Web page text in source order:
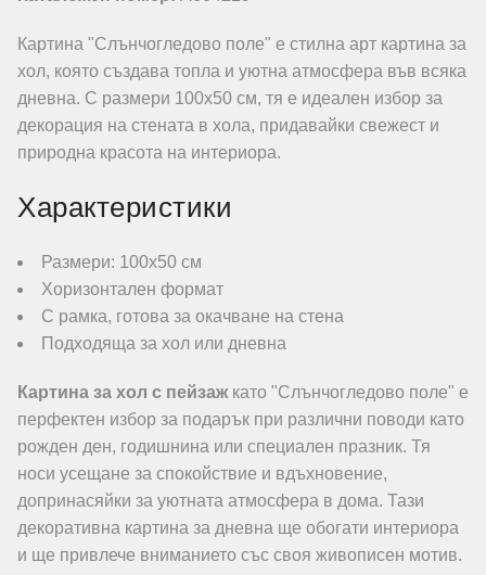
Картина "Слънчогледово поле" е стилна арт картина за
хол, която създава топла и уютна атмосфера във всяка
дневна. С размери 100х50 см, тя е идеален избор за
декорация на стената в хола, придавайки свежест и
природна красота на интериора.
Характеристики
Размери: 100х50 см
Хоризонтален формат
С рамка, готова за окачване на стена
Подходяща за хол или дневна
Картина за хол с пейзаж като "Слънчогледово поле" е
перфектен избор за подарък при различни поводи като
рожден ден, годишнина или специален празник. Тя
носи усещане за спокойствие и вдъхновение,
допринасяйки за уютната атмосфера в дома. Тази
декоративна картина за дневна ще обогати интериора
и ще привлече вниманието със своя живописен мотив.